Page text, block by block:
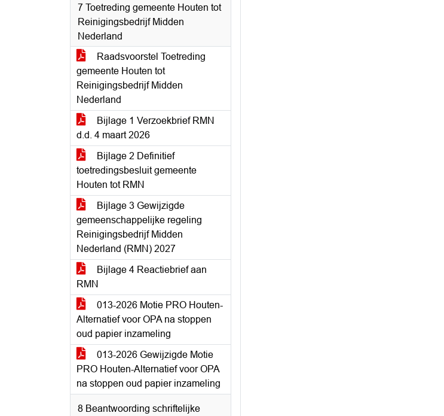
7 Toetreding gemeente Houten tot
Reinigingsbedrijf Midden
Nederland
Raadsvoorstel Toetreding
gemeente Houten tot
Reinigingsbedrijf Midden
Nederland
Bijlage 1 Verzoekbrief RMN
d.d. 4 maart 2026
Bijlage 2 Definitief
toetredingsbesluit gemeente
Houten tot RMN
Bijlage 3 Gewijzigde
gemeenschappelijke regeling
Reinigingsbedrijf Midden
Nederland (RMN) 2027
Bijlage 4 Reactiebrief aan
RMN
013-2026 Motie PRO Houten-
Alternatief voor OPA na stoppen
oud papier inzameling
013-2026 Gewijzigde Motie
PRO Houten-Alternatief voor OPA
na stoppen oud papier inzameling
8 Beantwoording schriftelijke